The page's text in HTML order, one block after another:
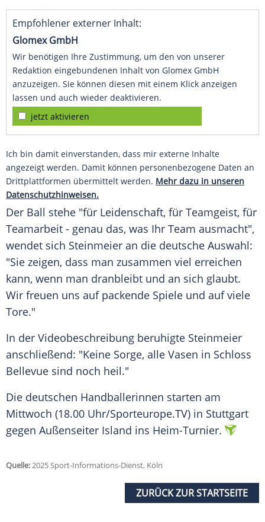
Empfohlener externer Inhalt:
Glomex GmbH
Wir benötigen Ihre Zustimmung, um den von unserer
Redaktion eingebundenen Inhalt von Glomex GmbH
anzuzeigen. Sie können diesen mit einem Klick anzeigen
lassen und auch wieder deaktivieren.
jetzt aktivieren
Ich bin damit einverstanden, dass mir externe Inhalte
angezeigt werden. Damit können personenbezogene Daten an
Drittplattformen übermittelt werden. Mehr dazu in unseren
Datenschutzhinweisen.
Der Ball stehe "für Leidenschaft, für Teamgeist, für
Teamarbeit - genau das, was Ihr Team ausmacht",
wendet sich Steinmeier an die deutsche Auswahl:
"Sie zeigen, dass man zusammen viel erreichen
kann, wenn man dranbleibt und an sich glaubt.
Wir freuen uns auf packende Spiele und auf viele
Tore."
In der Videobeschreibung beruhigte Steinmeier
anschließend: "Keine Sorge, alle Vasen in Schloss
Bellevue sind noch heil."
Die deutschen Handballerinnen starten am
Mittwoch (18.00 Uhr/Sporteurope.TV) in Stuttgart
gegen Außenseiter Island ins Heim-Turnier.
Quelle:2025 Sport-Informations-Dienst, Köln
ZURÜCK ZUR STARTSEITE